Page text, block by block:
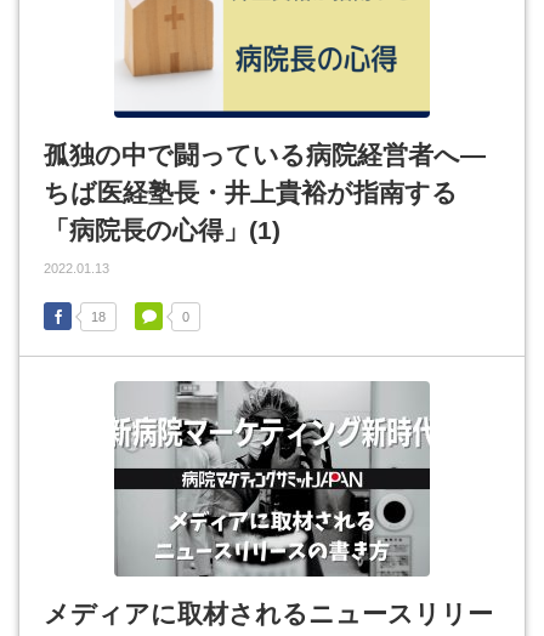
孤独の中で闘っている病院経営者へ―
ちば医経塾長・井上貴裕が指南する
「病院長の心得」(1)
2022.01.13
18 0
メディアに取材されるニュースリリー